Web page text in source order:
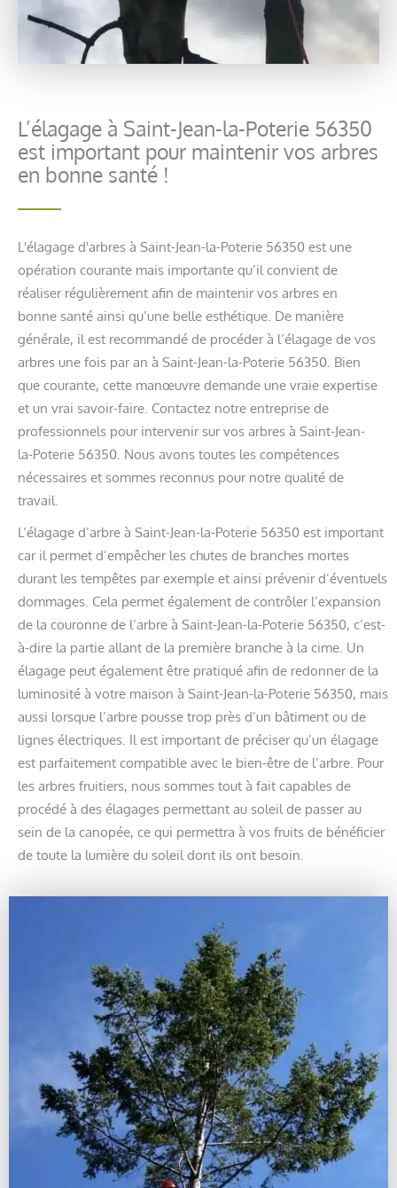
L’élagage à Saint-Jean-la-Poterie 56350
est important pour maintenir vos arbres
en bonne santé !
L'élagage d'arbres à Saint-Jean-la-Poterie 56350 est une
opération courante mais importante qu’il convient de
réaliser régulièrement afin de maintenir vos arbres en
bonne santé ainsi qu’une belle esthétique. De manière
générale, il est recommandé de procéder à l’élagage de vos
arbres une fois par an à Saint-Jean-la-Poterie 56350. Bien
que courante, cette manœuvre demande une vraie expertise
et un vrai savoir-faire. Contactez notre entreprise de
professionnels pour intervenir sur vos arbres à Saint-Jean-
la-Poterie 56350. Nous avons toutes les compétences
nécessaires et sommes reconnus pour notre qualité de
travail.
L’élagage d’arbre à Saint-Jean-la-Poterie 56350 est important
car il permet d’empêcher les chutes de branches mortes
durant les tempêtes par exemple et ainsi prévenir d’éventuels
dommages. Cela permet également de contrôler l’expansion
de la couronne de l’arbre à Saint-Jean-la-Poterie 56350, c’est-
à-dire la partie allant de la première branche à la cime. Un
élagage peut également être pratiqué afin de redonner de la
luminosité à votre maison à Saint-Jean-la-Poterie 56350, mais
aussi lorsque l’arbre pousse trop près d’un bâtiment ou de
lignes électriques. Il est important de préciser qu’un élagage
est parfaitement compatible avec le bien-être de l’arbre. Pour
les arbres fruitiers, nous sommes tout à fait capables de
procédé à des élagages permettant au soleil de passer au
sein de la canopée, ce qui permettra à vos fruits de bénéficier
de toute la lumière du soleil dont ils ont besoin.